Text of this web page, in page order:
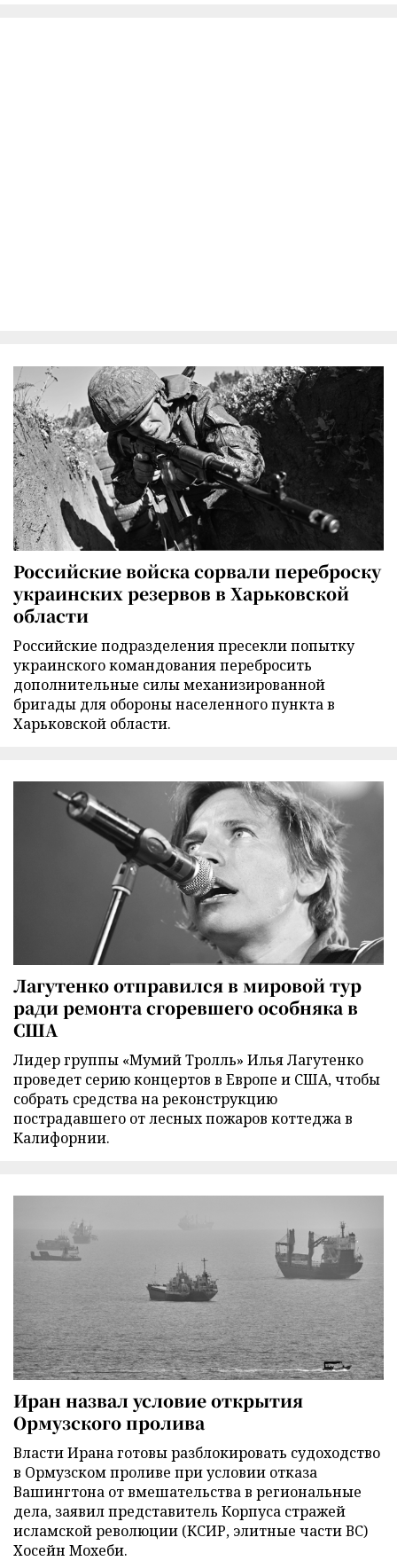
Российские войска сорвали переброску
украинских резервов в Харьковской
области
Российские подразделения пресекли попытку
украинского командования перебросить
дополнительные силы механизированной
бригады для обороны населенного пункта в
Харьковской области.
Лагутенко отправился в мировой тур
ради ремонта сгоревшего особняка в
США
Лидер группы «Мумий Тролль» Илья Лагутенко
проведет серию концертов в Европе и США, чтобы
собрать средства на реконструкцию
пострадавшего от лесных пожаров коттеджа в
Калифорнии.
Иран назвал условие открытия
Ормузского пролива
Власти Ирана готовы разблокировать судоходство
в Ормузском проливе при условии отказа
Вашингтона от вмешательства в региональные
дела, заявил представитель Корпуса стражей
исламской революции (КСИР, элитные части ВС)
Хосейн Мохеби.